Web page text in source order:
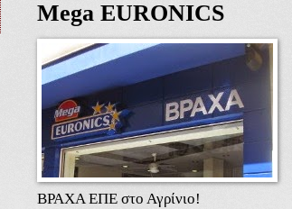
Mega EURONICS
ΒΡΑΧΑ ΕΠΕ στο Αγρίνιο!